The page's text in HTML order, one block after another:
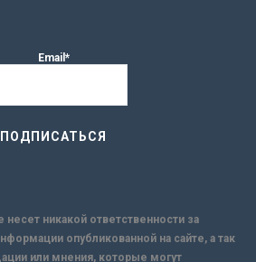
Email*
несет никакой ответственности за
опубликованной на сайте, а так
или мнения, которые могут